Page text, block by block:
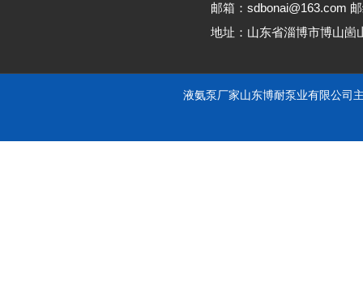
邮箱：sdbonai@163.com
地址：山东省淄博市博山崮
液氨泵厂家山东博耐泵业有限公司